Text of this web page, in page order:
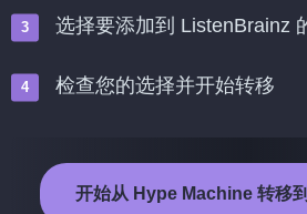
选择要添加到 ListenBrainz
检查您的选择并开始转移
开始从 Hype Machine 转移